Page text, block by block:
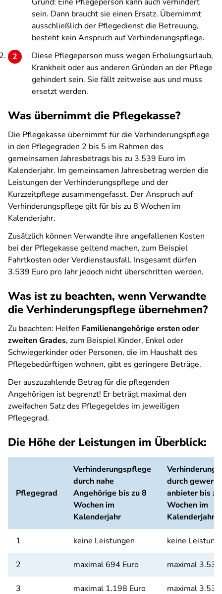
sein. Dann braucht sie einen Ersatz. Übernimmt
ausschließlich der Pflegedienst die Betreuung,
besteht kein Anspruch auf Verhinderungspflege.
Diese Pflegeperson muss wegen Erholungsurlaub,
Krankheit oder aus anderen Gründen an der Pflege
gehindert sein. Sie fällt zeitweise aus und muss
ersetzt werden.
Was übernimmt die Pflegekasse?
Die Pflegekasse übernimmt für die Verhinderungspflege
in den Pflegegraden 2 bis 5 im Rahmen des
gemeinsamen Jahresbetrags bis zu 3.539 Euro im
Kalenderjahr. Im gemeinsamen Jahresbetrag werden die
Leistungen der Verhinderungspflege und der
Kurzzeitpflege zusammengefasst. Der Anspruch auf
Verhinderungspflege gilt für bis zu 8 Wochen im
Kalenderjahr.
Zusätzlich können Verwandte ihre angefallenen Kosten
bei der Pflegekasse geltend machen, zum Beispiel
Fahrtkosten oder Verdienstausfall. Insgesamt dürfen
3.539 Euro pro Jahr jedoch nicht überschritten werden.
Was ist zu beachten, wenn Verwandte
die Verhinderungspflege übernehmen?
Zu beachten: Helfen Familienangehörige ersten oder
zweiten Grades, zum Beispiel Kinder, Enkel oder
Schwiegerkinder oder Personen, die im Haushalt des
Pflegebedürftigen wohnen, gibt es geringere Beträge.
Der auszuzahlende Betrag für die pflegenden
Angehörigen ist begrenzt! Er beträgt maximal den
zweifachen Satz des Pflegegeldes im jeweiligen
Pflegegrad.
Die Höhe der Leistungen im Überblick:
Pflegegrad
Verhinderungspflege
durch nahe
Angehörige bis zu 8
Wochen im
Kalenderjahr
durch
anbieter bis
Wochen im
Kalenderjahr
1 keine Leistungen keine
2 maximal 694 Euro maximal
3 maximal 1.198 Euro maximal